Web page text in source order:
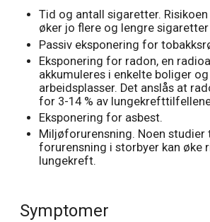
Tid og antall sigaretter.
øker jo flere og lengre
Passiv eksponering for
Eksponering for radon, en
akkumuleres i enkelte boliger og
arbeidsplasser. Det anslås at
for 3-14 % av
Eksponering for asbest.
Miljøforurensning. Noen studier
forurensning i storbyer kan øke
lungekreft.
Symptomer